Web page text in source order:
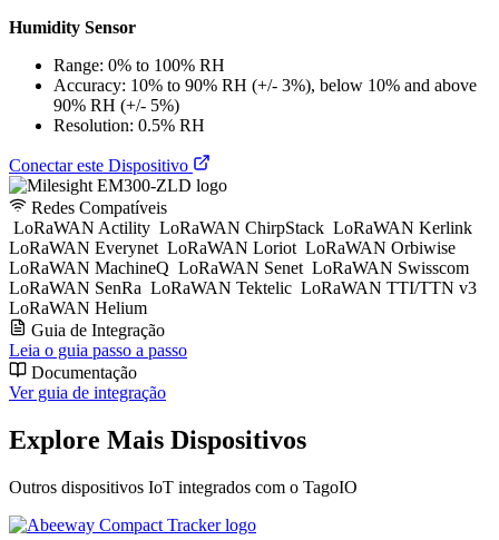
Humidity Sensor
Range: 0% to 100% RH
Accuracy: 10% to 90% RH (+/- 3%), below 10% and above
90% RH (+/- 5%)
Resolution: 0.5% RH
Conectar este Dispositivo
Redes Compatíveis
LoRaWAN Actility LoRaWAN ChirpStack LoRaWAN Kerlink
LoRaWAN Everynet LoRaWAN Loriot LoRaWAN Orbiwise
LoRaWAN MachineQ LoRaWAN Senet LoRaWAN Swisscom
LoRaWAN SenRa LoRaWAN Tektelic LoRaWAN TTI/TTN v3
LoRaWAN Helium
Guia de Integração
Leia o guia passo a passo
Documentação
Ver guia de integração
Explore Mais Dispositivos
Outros dispositivos IoT integrados com o TagoIO